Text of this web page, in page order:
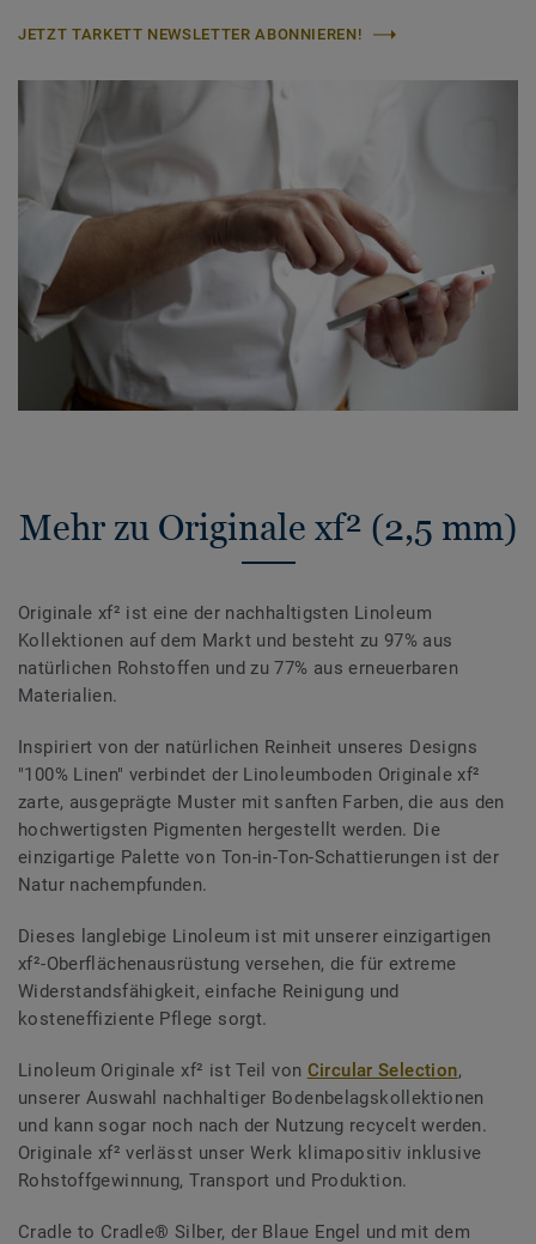
JETZT TARKETT NEWSLETTER ABONNIEREN!
Mehr zu Originale xf² (2,5 mm)
Originale xf² ist eine der nachhaltigsten Linoleum
Kollektionen auf dem Markt und besteht zu 97% aus
natürlichen Rohstoffen und zu 77% aus erneuerbaren
Materialien.
Inspiriert von der natürlichen Reinheit unseres Designs
"100% Linen" verbindet der Linoleumboden Originale xf²
zarte, ausgeprägte Muster mit sanften Farben, die aus den
hochwertigsten Pigmenten hergestellt werden. Die
einzigartige Palette von Ton-in-Ton-Schattierungen ist der
Natur nachempfunden.
Dieses langlebige Linoleum ist mit unserer einzigartigen
xf²-Oberflächenausrüstung versehen, die für extreme
Widerstandsfähigkeit, einfache Reinigung und
kosteneffiziente Pflege sorgt.
Linoleum Originale xf² ist Teil von Circular Selection,
unserer Auswahl nachhaltiger Bodenbelagskollektionen
und kann sogar noch nach der Nutzung recycelt werden.
Originale xf² verlässt unser Werk klimapositiv inklusive
Rohstoffgewinnung, Transport und Produktion.
Cradle to Cradle® Silber, der Blaue Engel und mit dem